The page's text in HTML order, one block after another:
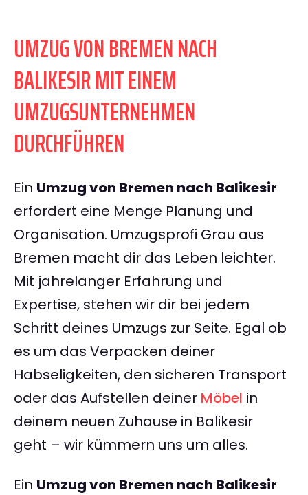
UMZUG VON BREMEN NACH
BALIKESIR MIT EINEM
UMZUGSUNTERNEHMEN
DURCHFÜHREN
Ein Umzug von Bremen nach Balikesir
erfordert eine Menge Planung und
Organisation. Umzugsprofi Grau aus
Bremen macht dir das Leben leichter.
Mit jahrelanger Erfahrung und
Expertise, stehen wir dir bei jedem
Schritt deines Umzugs zur Seite. Egal ob
es um das Verpacken deiner
Habseligkeiten, den sicheren Transport
oder das Aufstellen deiner Möbel in
deinem neuen Zuhause in Balikesir
geht – wir kümmern uns um alles.
Ein Umzug von Bremen nach Balikesir